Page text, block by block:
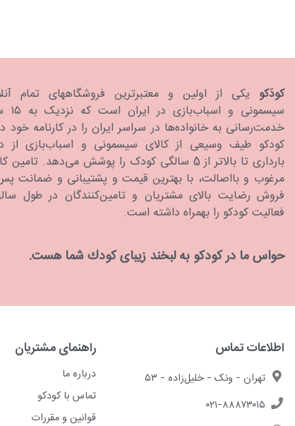
کودَکو یکی از اولین و معتبرترین فروشگاههای تمام
خدمت‌رسانی به خانواده‌ها در سراسر ایران را در کارنامه خود
كودكو طیف وسیعی از کالای سیسمونی و اسباب‌بازی از
بارداری تا بالاتر از 5 سالگی کودک را پوشش می‌دهد. تامین
مرغوب و بااصالت، با بهترین قیمت و پشتیبانی و ضمانت
فروش رضایت بالای مشتریان و تامین‌کنندگان در طول
فعالیت کودکو را بهمراه داشته است.
حواس ما در كودكو به لبخند زیبای كودك شما هست.
اطلاعات تماس
تهران - ونک - خلیل‌زاده - ۵۳
۰۲۱-۸۸۸۷۳۰۱۵
راهنمای مشتریان
درباره ما
تماس با کودکو
قوانین و مقررات